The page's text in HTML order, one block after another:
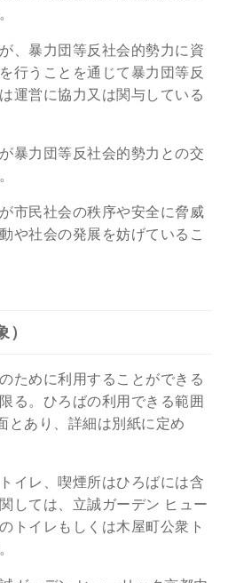
、暴力団等反社会的勢力に資
行うことを通じて暴力団等反
運営に協力又は関与している
暴力団等反社会的勢力との交
市民社会の秩序や安全に脅威
や社会の発展を妨げているこ
ために利用することができる
る。ひろばの利用できる範囲
とあり、詳細は別紙に定め
イレ、喫煙所はひろばには含
しては、立誠ガーデン ヒュー
トイレもしくは木屋町公衆ト